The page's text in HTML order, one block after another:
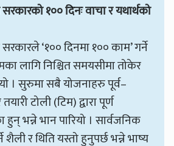
१०० दिनः वाचा र यथार्थको
‘१०० दिनमा १०० काम’ गर्ने
लागि निश्चित समयसीमा तोकेर
। सुरुमा सबै योजनाहरु पूर्व–
टोली (टिम) द्वारा पूर्ण
भन्ने भान पारियो । सार्वजनिक
र थिति यस्तो हुनुपर्छ भन्ने भाष्य